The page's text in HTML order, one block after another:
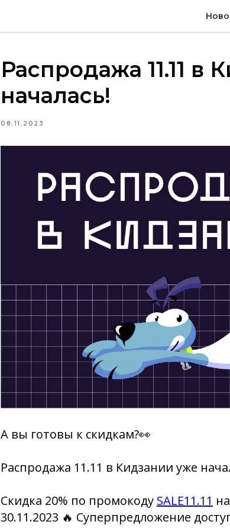
Распродажа 11.11 в
началась!
08.11.2023
А вы готовы к скидкам?👀
Распродажа 11.11 в Кидзании уже
Скидка 20% по промокоду SALE11.11
30.11.2023 🔥 Суперпредложение